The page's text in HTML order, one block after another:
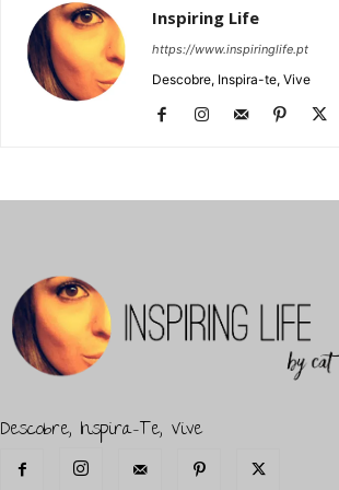
Inspiring Life
https://www.inspiringlife.pt
Descobre, Inspira-te, Vive
Descobre, Inspira-Te, Vive